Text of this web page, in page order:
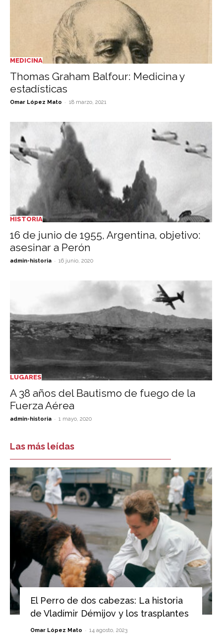
MEDICINA
Thomas Graham Balfour: Medicina y
estadísticas
Omar López Mato - 18 marzo, 2021
HISTORIA
16 de junio de 1955, Argentina, objetivo:
asesinar a Perón
admin-historia - 16 junio, 2020
LUGARES
A 38 años del Bautismo de fuego de la
Fuerza Aérea
admin-historia - 1 mayo, 2020
Las más leídas
El Perro de dos cabezas: La historia
de Vladímir Démijov y los trasplantes
Omar López Mato - 14 agosto, 2023